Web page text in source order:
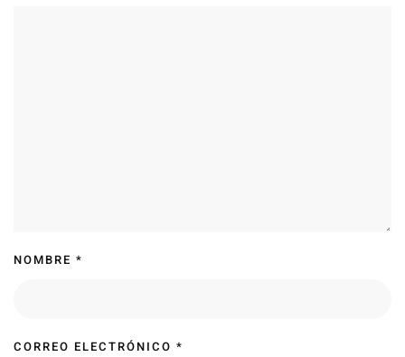
NOMBRE *
CORREO ELECTRÓNICO *